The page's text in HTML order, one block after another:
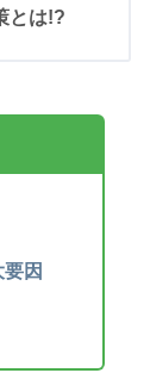
とは!?
因